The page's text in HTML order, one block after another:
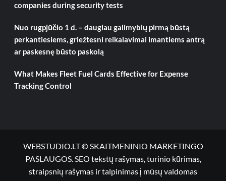
companies during security tests
Nuo rugpjūčio 1 d. – daugiau galimybių pirmą būstą
perkantiesiems, griežtesni reikalavimai imantiems antrą
ar paskesnę būsto paskolą
What Makes Fleet Fuel Cards Effective for Expense
Tracking Control
WEBSTUDIO.LT © SKAITMENINIO MARKETINGO
PASLAUGOS. SEO tekstų rašymas, turinio kūrimas,
straipsnių rašymas ir talpinimas į mūsų valdomas